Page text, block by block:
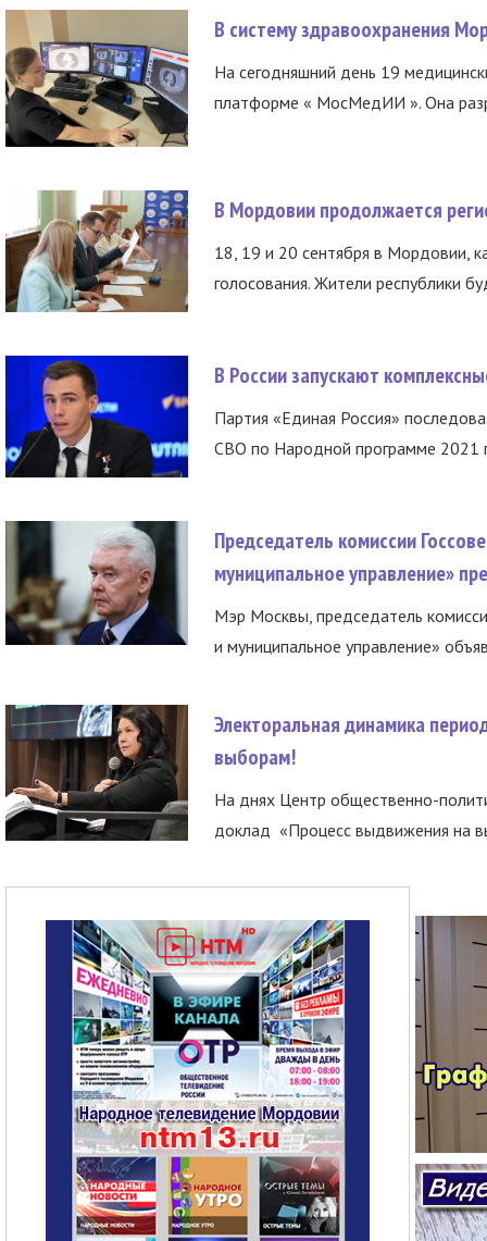
В систему здравоохранения
На сегодняшний день 19
платформе « МосМедИИ ». Она
В Мордовии продолжается
18, 19 и 20 сентября в Мордовии,
голосования. Жители республики
В России запускают
Партия «Единая Россия»
СВО по Народной программе 2021
Председатель комиссии
муниципальное управление»
Мэр Москвы, председатель
и муниципальное управление»
Электоральная динамика
выборам!
На днях Центр общественно-
доклад «Процесс выдвижения на